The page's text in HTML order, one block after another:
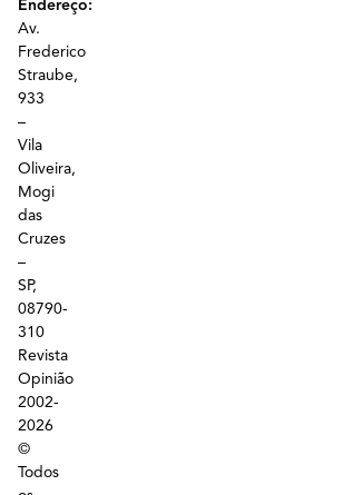
Endereço:
Av.
Frederico
Straube,
933
–
Vila
Oliveira,
Mogi
das
Cruzes
–
SP,
08790-
310
Revista
Opinião
2002-
2026
©
Todos